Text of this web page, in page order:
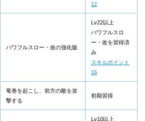
12
パワフルスロー・改の強化版
Lv22以上
パワフルスロ
ー・改を習得済
み
スキルポイント
16
竜巻を起こし、前方の敵を攻
撃する
初期習得
Lv10以上